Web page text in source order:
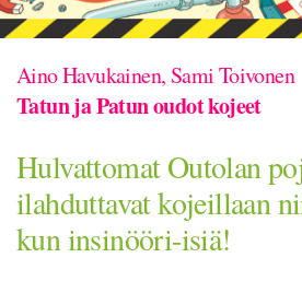
Aino Havukainen, Sami Toivonen
Tatun ja Patun oudot kojeet
Hulvattomat Outolan
ilahduttavat kojeillaan
kun insinööri-isiä!